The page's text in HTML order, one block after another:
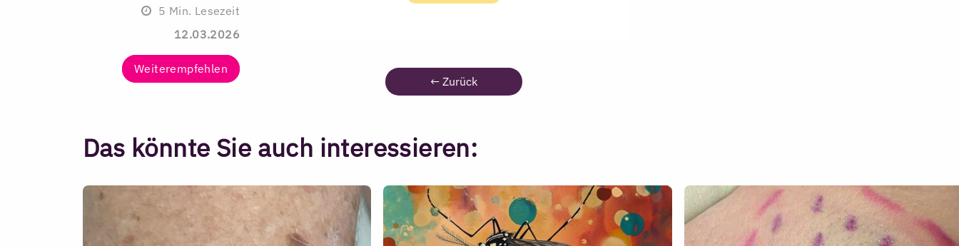
5 Min. Lesezeit
12.03.2026
Weiterempfehlen
← Zurück
Das könnte Sie auch interessieren: